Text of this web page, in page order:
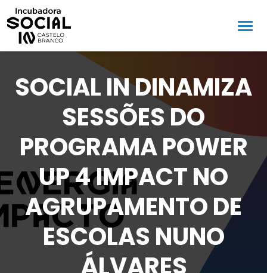
SOCIAL IN DINAMIZA
SESSÕES DO
PROGRAMA POWER
UP 4 IMPACT NO
AGRUPAMENTO DE
ESCOLAS NUNO